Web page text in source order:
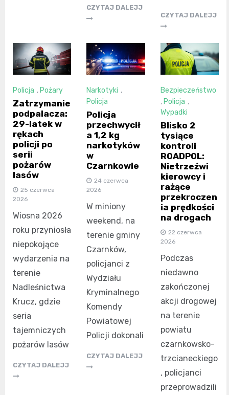
CZYTAJ DALEJJ
CZYTAJ DALEJJ
Policja , Pożary
Zatrzymanie
podpalacza:
29-latek w
rękach
policji po
serii
pożarów
lasów
25 czerwca
2026
Wiosna 2026
roku przyniosła
niepokojące
wydarzenia na
terenie
Nadleśnictwa
Krucz, gdzie
seria
tajemniczych
pożarów lasów
CZYTAJ DALEJJ
Narkotyki ,
Policja
Policja
przechwycił
a 1,2 kg
narkotyków
w
Czarnkowie
24 czerwca
2026
W miniony
weekend, na
terenie gminy
Czarnków,
policjanci z
Wydziału
Kryminalnego
Komendy
Powiatowej
Policji dokonali
CZYTAJ DALEJJ
Bezpieczeństwo
, Policja ,
Wypadki
Blisko 2
tysiące
kontroli
ROADPOL:
Nietrzeźwi
kierowcy i
rażące
przekroczen
ia prędkości
na drogach
22 czerwca
2026
Podczas
niedawno
zakończonej
akcji drogowej
na terenie
powiatu
czarnkowsko-
trzcianeckiego
, policjanci
przeprowadzili